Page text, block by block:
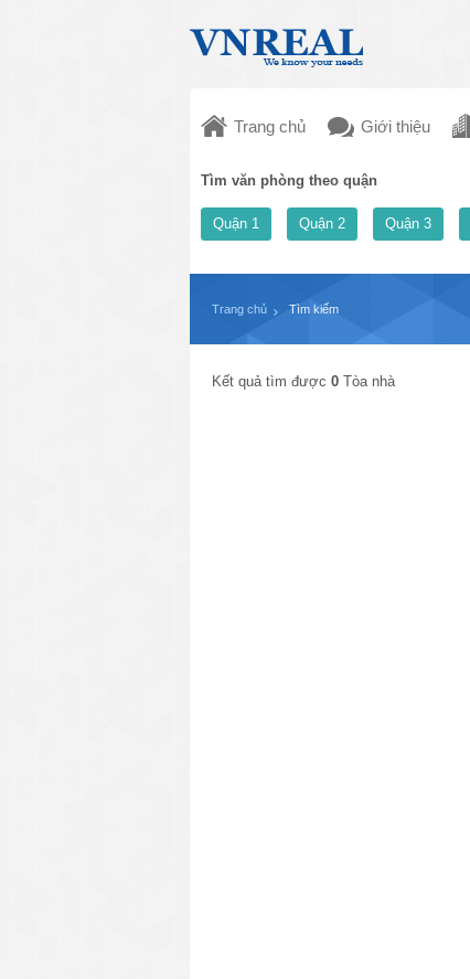
Trang chủ Giới thiệu
Tìm văn phòng theo quận
Quận 1 Quận 2 Quận 3
Trang chủ Tìm kiếm
Kết quả tìm được 0 Tòa nhà